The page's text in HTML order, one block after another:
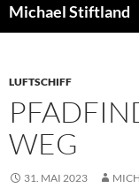
Michael Stiftland
LUFTSCHIFF
WEG
31. MAI 2023